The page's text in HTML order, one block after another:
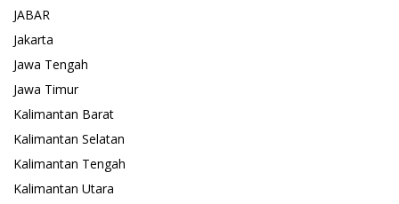
JABAR
Jakarta
Jawa Tengah
Jawa Timur
Kalimantan Barat
Kalimantan Selatan
Kalimantan Tengah
Kalimantan Utara